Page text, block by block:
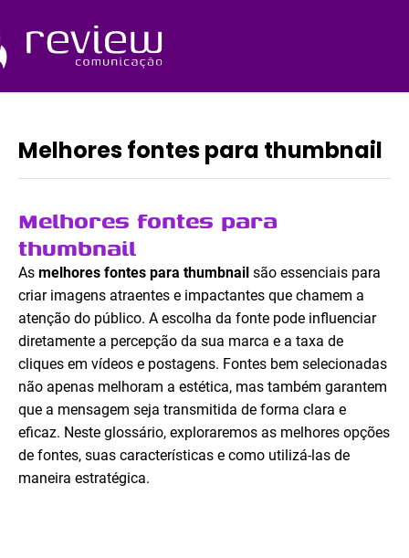
o
conteúdo
Melhores fontes para thumbnail
Melhores fontes para
thumbnail
As melhores fontes para thumbnail são essenciais para
criar imagens atraentes e impactantes que chamem a
atenção do público. A escolha da fonte pode influenciar
diretamente a percepção da sua marca e a taxa de
cliques em vídeos e postagens. Fontes bem selecionadas
não apenas melhoram a estética, mas também garantem
que a mensagem seja transmitida de forma clara e
eficaz. Neste glossário, exploraremos as melhores opções
de fontes, suas características e como utilizá-las de
maneira estratégica.